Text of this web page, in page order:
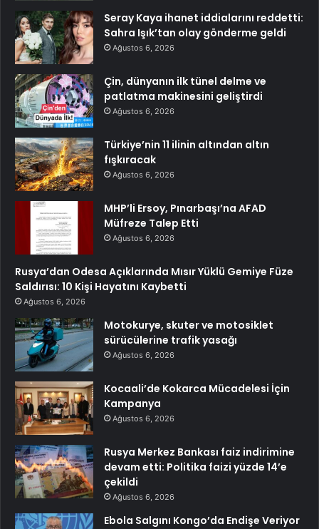
Seray Kaya ihanet iddialarını reddetti:
Sahra Işık’tan olay gönderme geldi
Ağustos 6, 2026
Çin, dünyanın ilk tünel delme ve
patlatma makinesini geliştirdi
Ağustos 6, 2026
Türkiye’nin 11 ilinin altından altın
fışkıracak
Ağustos 6, 2026
MHP’li Ersoy, Pınarbaşı’na AFAD
Müfreze Talep Etti
Ağustos 6, 2026
Rusya’dan Odesa Açıklarında Mısır Yüklü Gemiye Füze
Saldırısı: 10 Kişi Hayatını Kaybetti
Ağustos 6, 2026
Motokurye, skuter ve motosiklet
sürücülerine trafik yasağı
Ağustos 6, 2026
Kocaali’de Kokarca Mücadelesi İçin
Kampanya
Ağustos 6, 2026
Rusya Merkez Bankası faiz indirimine
devam etti: Politika faizi yüzde 14’e
çekildi
Ağustos 6, 2026
Ebola Salgını Kongo’da Endişe Veriyor